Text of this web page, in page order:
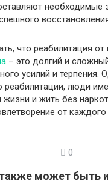
необходимые
что реабилитация от
– это долгий и
усилий и терпения.
люди
жизни и жить без
от
0
может быть